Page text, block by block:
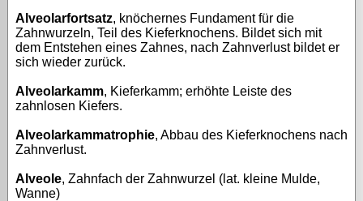
Alveolarfortsatz, knöchernes Fundament für die
Zahnwurzeln, Teil des Kieferknochens. Bildet sich mit
dem Entstehen eines Zahnes, nach Zahnverlust bildet er
sich wieder zurück.
Alveolarkamm, Kieferkamm; erhöhte Leiste des
zahnlosen Kiefers.
Alveolarkammatrophie, Abbau des Kieferknochens nach
Zahnverlust.
Alveole, Zahnfach der Zahnwurzel (lat. kleine Mulde,
Wanne)